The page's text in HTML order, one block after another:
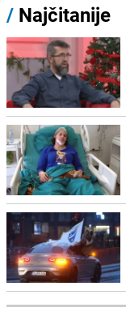
/ Najčitanije